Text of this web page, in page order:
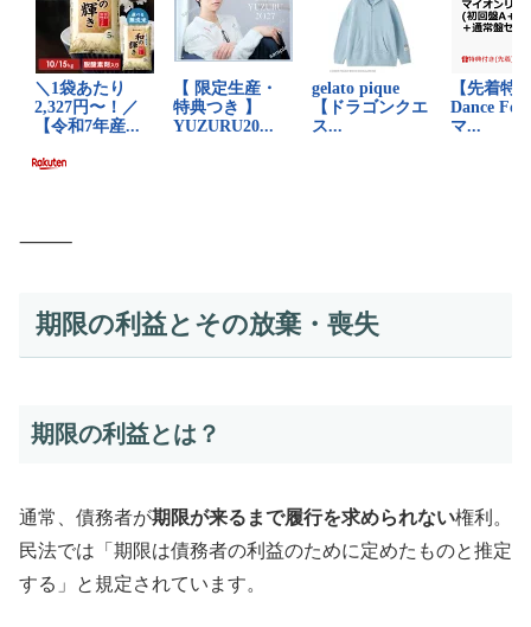
⸻
期限の利益とその放棄・喪失
期限の利益とは？
通常、債務者が期限が来るまで履行を求められない権利。
民法では「期限は債務者の利益のために定めたものと推定
する」と規定されています。